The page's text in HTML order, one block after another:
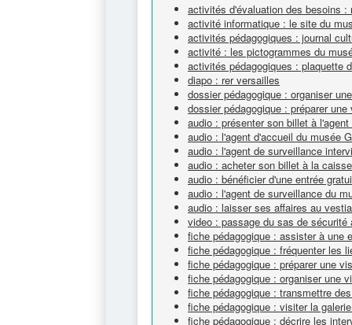
activités d'évaluation des besoins :
activité informatique : le site du
activités pédagogiques : journal
activité : les pictogrammes du
activités pédagogiques : plaquette
diapo : rer versailles
dossier pédagogique : organiser
dossier pédagogique : préparer
audio : présenter son billet à
audio : l'agent d'accueil du musée
audio : l'agent de surveillance
audio : acheter son billet à la
audio : bénéficier d'une entrée
audio : l'agent de surveillance du
audio : laisser ses affaires au
video : passage du sas de sécurité
fiche pédagogique : assister à une
fiche pédagogique : fréquenter les
fiche pédagogique : préparer une
fiche pédagogique : organiser une
fiche pédagogique : transmettre
fiche pédagogique : visiter la
fiche pédagogique : décrire les